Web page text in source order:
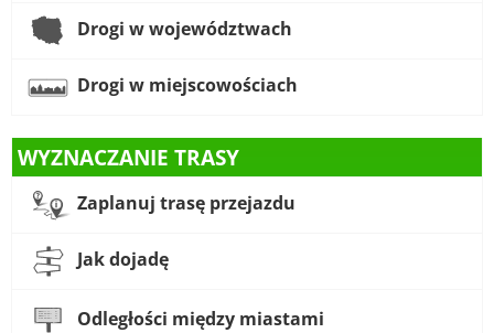
Drogi w województwach
Drogi w miejscowościach
WYZNACZANIE TRASY
Zaplanuj trasę przejazdu
Jak dojadę
Odległości między miastami